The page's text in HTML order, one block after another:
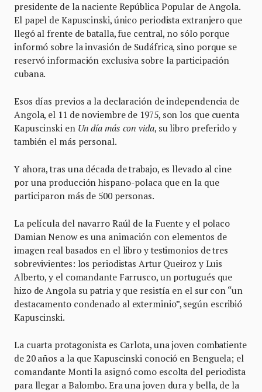
presidente de la naciente República Popular de Angola.
El papel de Kapuscinski, único periodista extranjero que
llegó al frente de batalla, fue central, no sólo porque
informó sobre la invasión de Sudáfrica, sino porque se
reservó información exclusiva sobre la participación
cubana.
Esos días previos a la declaración de independencia de
Angola, el 11 de noviembre de 1975, son los que cuenta
Kapuscinski en Un día más con vida, su libro preferido y
también el más personal.
Y ahora, tras una década de trabajo, es llevado al cine
por una producción hispano-polaca que en la que
participaron más de 500 personas.
La película del navarro Raúl de la Fuente y el polaco
Damian Nenow es una animación con elementos de
imagen real basados en el libro y testimonios de tres
sobrevivientes: los periodistas Artur Queiroz y Luis
Alberto, y el comandante Farrusco, un portugués que
hizo de Angola su patria y que resistía en el sur con “un
destacamento condenado al exterminio”, según escribió
Kapuscinski.
La cuarta protagonista es Carlota, una joven combatiente
de 20 años a la que Kapuscinski conoció en Benguela; el
comandante Monti la asignó como escolta del periodista
para llegar a Balombo. Era una joven dura y bella, de la